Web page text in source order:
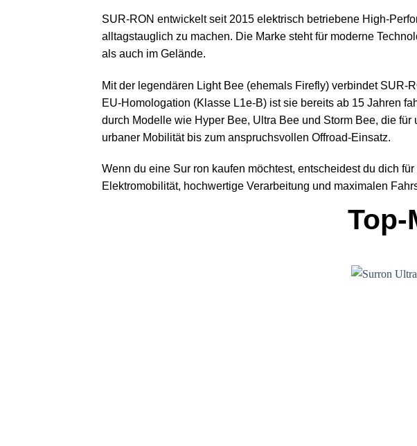
SUR-RON entwickelt seit 2015 elektrisch betriebene High-
alltagstauglich zu machen. Die Marke steht für moderne
als auch im Gelände.
Mit der legendären Light Bee (ehemals Firefly) verbindet
EU-Homologation (Klasse L1e-B) ist sie bereits ab 15 Jahren
durch Modelle wie Hyper Bee, Ultra Bee und Storm Bee, die
urbaner Mobilität bis zum anspruchsvollen Offroad-Einsatz.
Wenn du eine Sur ron kaufen möchtest, entscheidest du dich
Elektromobilität, hochwertige Verarbeitung und maximalen
Top-